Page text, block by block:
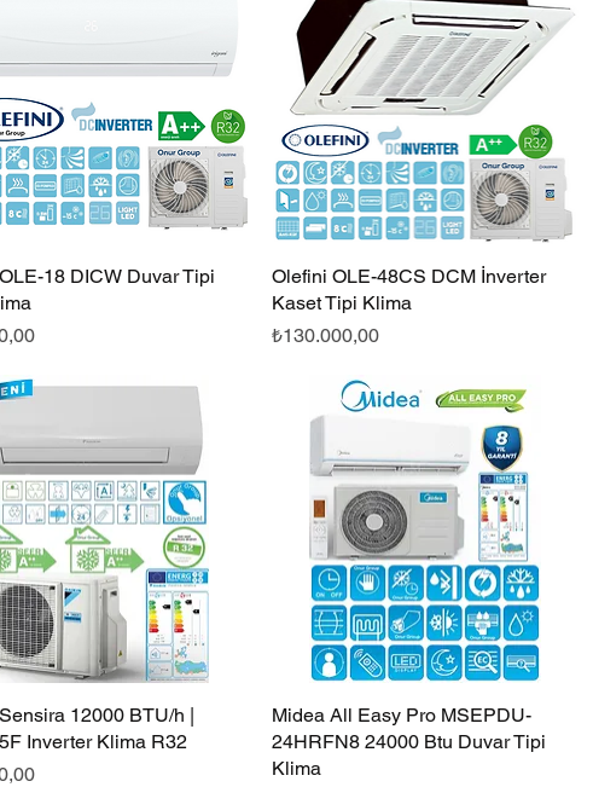
Hızlı Bakış
18 DICW Duvar Tipi
Hızlı Bakış
Olefini OLE-48CS DCM İnverter
Kaset Tipi Klima
Fiyat
₺130.000,00
Hızlı Bakış
12000 BTU/h |
Inverter Klima R32
Hızlı Bakış
Midea All Easy Pro MSEPDU-
24HRFN8 24000 Btu Duvar Tipi
Klima